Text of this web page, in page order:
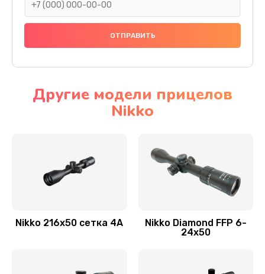
Другие модели прицелов
Nikko
Nikko 216x50 сетка 4А
Nikko Diamond FFP 6-
24x50